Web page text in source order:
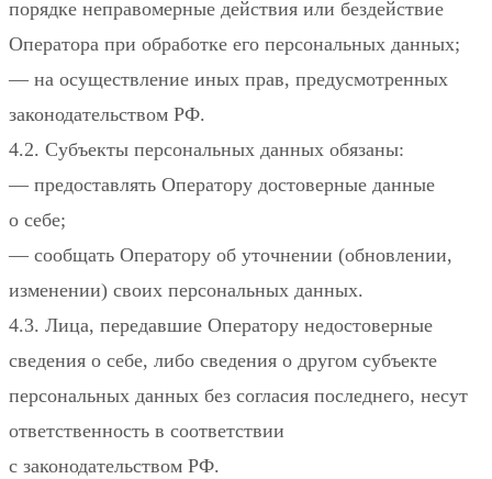
порядке неправомерные действия или бездействие
Оператора при обработке его персональных данных;
— на осуществление иных прав, предусмотренных
законодательством РФ.
4.2. Субъекты персональных данных обязаны:
— предоставлять Оператору достоверные данные
о себе;
— сообщать Оператору об уточнении (обновлении,
изменении) своих персональных данных.
4.3. Лица, передавшие Оператору недостоверные
сведения о себе, либо сведения о другом субъекте
персональных данных без согласия последнего, несут
ответственность в соответствии
с законодательством РФ.